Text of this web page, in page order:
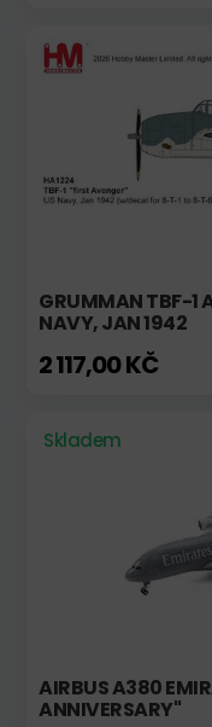
GRUMMAN TBF-1
NAVY, JAN 1942
2 117,00 KČ
Skladem
AIRBUS A380
ANNIVERSARY"